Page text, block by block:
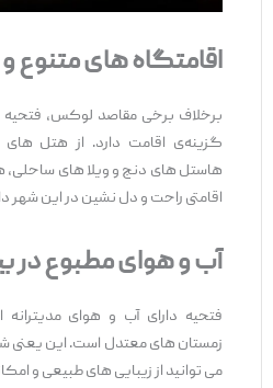
اقامتگاه‌های متنوع و
برخلاف برخی مقاصد لوکس، فتحیه
هاستل ‌های دنج و ویلا های ساحلی،
اقامتی راحت و دل ‌نشین در این شهر
آب‌و هوای مطبوع در
فتحیه دارای آب ‌و هوای مدیترانه‌
زمستان ‌های معتدل است. این یعنی
می ‌توانید از زیبایی ‌های طبیعی و